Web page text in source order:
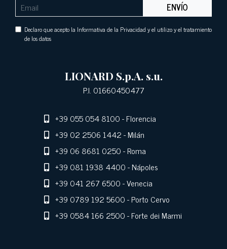
ENVÍO
Declaro que acepto la Informativa de la Privacidad y el utilizo y el tratamiento
de los datos
LIONARD S.p.A. s.u.
P.I. 01660450477
+39 055 054 8100- Florencia
+39 02 2506 1442- Milán
+39 06 8681 0250- Roma
+39 081 1938 4400- Nápoles
+39 041 267 6500- Venecia
+39 0789 192 5600- Porto Cervo
+39 0584 166 2500- Forte dei Marmi